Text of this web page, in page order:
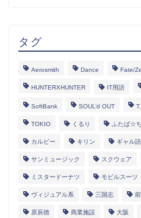
タグ
Aerosmith Dance Fate/
HUNTERXHUNTER IT用語
SoftBank SOUL’d OUT
TOKIO くるり ふたば☆
カルビー キリン ギャル語
サンミュージック スクウェア
ミスタードーナツ モビルスーツ
ヴィジュアル系 三国志
原辰徳 商業施設 大阪